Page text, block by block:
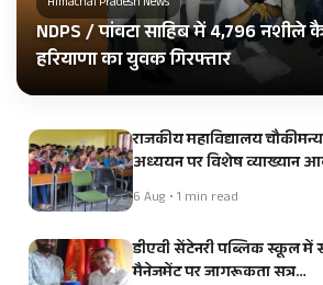
NDPS / पांवटा साहिब में 4,796
हरियाणा का युवक गिरफ्तार
राजकीय महाविद्यालय
अध्ययन पर विशेष व्याख्यान
6 Aug • 1 min read
डीएवी सेंटेनरी पब्लिक स्कूल में
मैनेजमेंट पर जागरूकता सत्र…